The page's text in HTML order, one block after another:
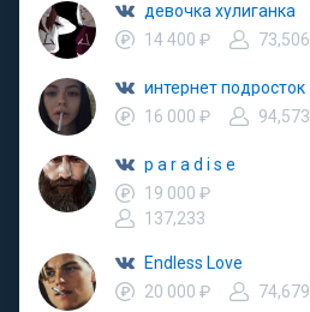
девочка хулиганка
14 400 ₽
73,506
интернет подросток
16 000 ₽
94,573
p a r a d i s e
19 000 ₽
137,233
Endless Love
20 000 ₽
74,679